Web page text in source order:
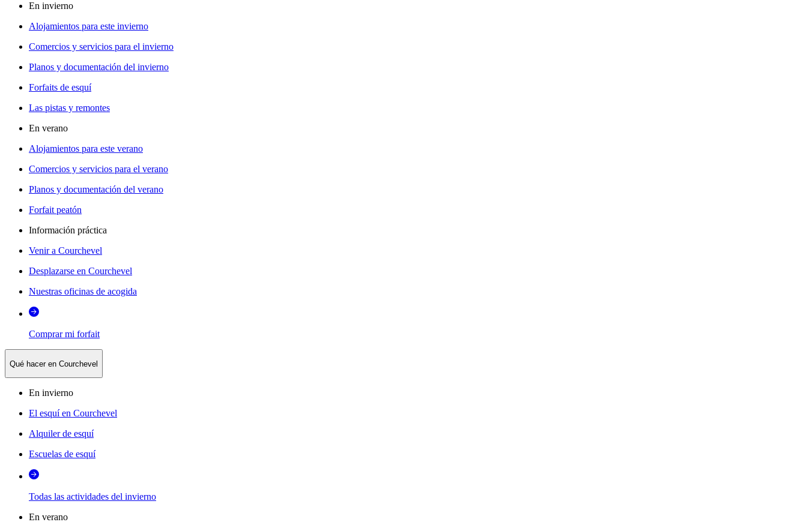
En invierno
Alojamientos para este invierno
Comercios y servicios para el invierno
Planos y documentación del invierno
Forfaits de esquí
Las pistas y remontes
En verano
Alojamientos para este verano
Comercios y servicios para el verano
Planos y documentación del verano
Forfait peatón
Información práctica
Venir a Courchevel
Desplazarse en Courchevel
Nuestras oficinas de acogida
Comprar mi forfait
Qué hacer en Courchevel
En invierno
El esquí en Courchevel
Alquiler de esquí
Escuelas de esquí
Todas las actividades del invierno
En verano